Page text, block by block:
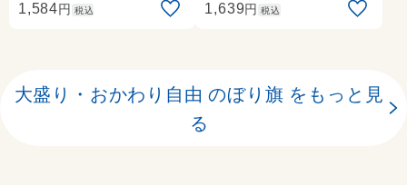
1,584円 税込 1,639円 税込
大盛り・おかわり自由 のぼり旗 をもっと見
る